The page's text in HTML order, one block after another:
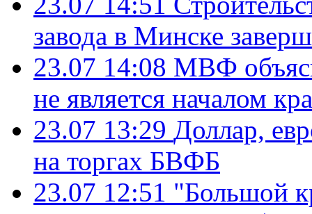
завода в Минске
23.07 14:08 МВФ
не является началом
23.07 13:29 Доллар,
на торгах БВФБ
23.07 12:51 "Большой